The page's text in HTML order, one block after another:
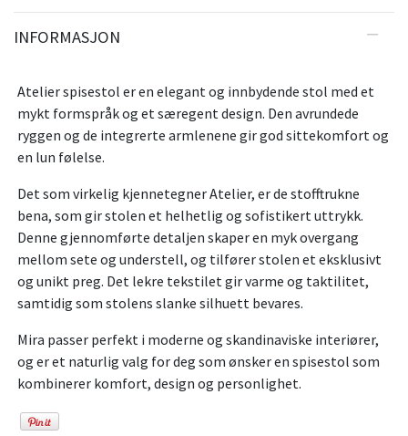
INFORMASJON
Atelier spisestol er en elegant og innbydende stol med et
mykt formspråk og et særegent design. Den avrundede
ryggen og de integrerte armlenene gir god sittekomfort og
en lun følelse.
Det som virkelig kjennetegner Atelier, er de stofftrukne
bena, som gir stolen et helhetlig og sofistikert uttrykk.
Denne gjennomførte detaljen skaper en myk overgang
mellom sete og understell, og tilfører stolen et eksklusivt
og unikt preg. Det lekre tekstilet gir varme og taktilitet,
samtidig som stolens slanke silhuett bevares.
Mira passer perfekt i moderne og skandinaviske interiører,
og er et naturlig valg for deg som ønsker en spisestol som
kombinerer komfort, design og personlighet.